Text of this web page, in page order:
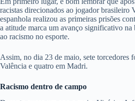
racistas direcionados ao jogador brasileiro
espanhola realizou as primeiras prisões
a atitude marca um avanço significativo na
ao racismo no esporte.
Assim, no dia 23 de maio, sete torcedores
Valência e quatro em Madri.
Racismo dentro de campo